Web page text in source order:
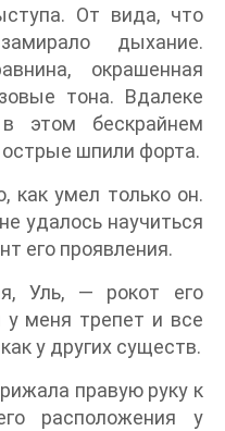
От вида, что
дыхание.
окрашенная
тона. Вдалеке
этом бескрайнем
шпили форта.
как умел только он.
удалось научиться
его проявления.
Уль, — рокот его
у меня трепет и все
у других существ.
правую руку к
расположения у